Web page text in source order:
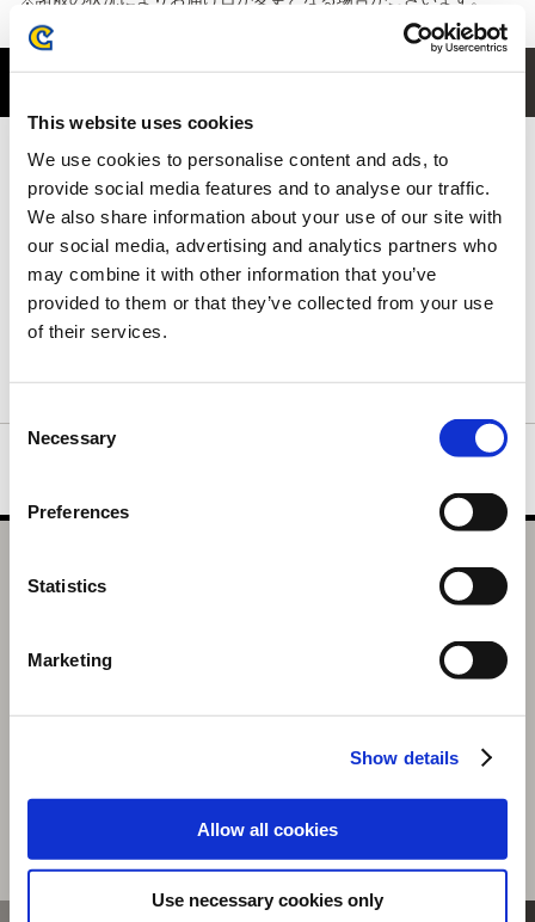
This website uses cookies
We use cookies to personalise content and ads, to
provide social media features and to analyse our traffic.
We also share information about your use of our site with
our social media, advertising and analytics partners who
may combine it with other information that you’ve
provided to them or that they’ve collected from your use
of their services.
Selection
Necessary
Preferences
Statistics
Marketing
Show details
Allow all cookies
Use necessary cookies only
フロントには、ハンターを支える頼もしい相棒 オトモアイルー
が、回復アイテムでおなじみの
“回復ミツムシ”を届けてくれる微笑ましいワンシーンをデザイン。
思わず和む、シリーズらしいユーモラスなイラストが魅力です。
背ネック下には、ハンターの拠点となる簡易キャンプをさりげな
く配置。
世界観を感じられる、ファン心をくすぐる一枚に仕上がっていま
す。
『モンスターハンターワイルズ』シーンイラストTシャツ
3（アイルー＆回復ミツムシ）ホワイト XL
XLサイズ / アイルー＆回復ミ